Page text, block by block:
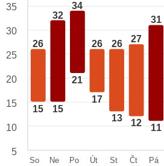
26
15
32
15
34
21
26
17
26
13
27
12
31
11
35
30
25
20
15
10
5
So
Ne
Po
Út
St
Čt
Pá